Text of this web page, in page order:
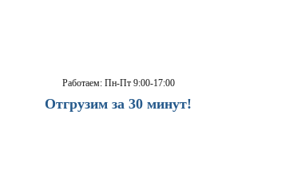
Работаем: Пн-Пт 9:00-17:00
Отгрузим за 30 минут!